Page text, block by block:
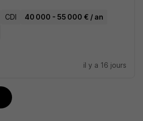
CDI
40 000 - 55 000 € / an
il y a 16 jours